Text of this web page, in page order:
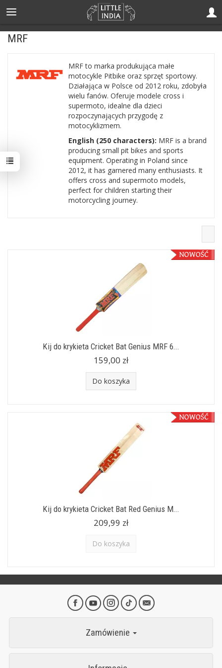
MRF
MRF to marka produkująca małe
motocykle Pitbike oraz sprzęt sportowy.
Działająca w Polsce od 2012 roku, zdobyła
wielu fanów. Oferuje modele cross i
supermoto, idealne dla dzieci
rozpoczynających przygodę z
motocyklizmem.
English (250 characters): MRF is a brand
producing small pit bikes and sports
equipment. Operating in Poland since
2012, it has garnered many enthusiasts. It
offers cross and supermoto models,
perfect for children starting their
motorcycling journey.
Kij do krykieta Cricket Bat Genius MRF 6...
159,00 zł
Do koszyka
Kij do krykieta Cricket Bat Red Genius M...
209,99 zł
Do koszyka
Zamówienie